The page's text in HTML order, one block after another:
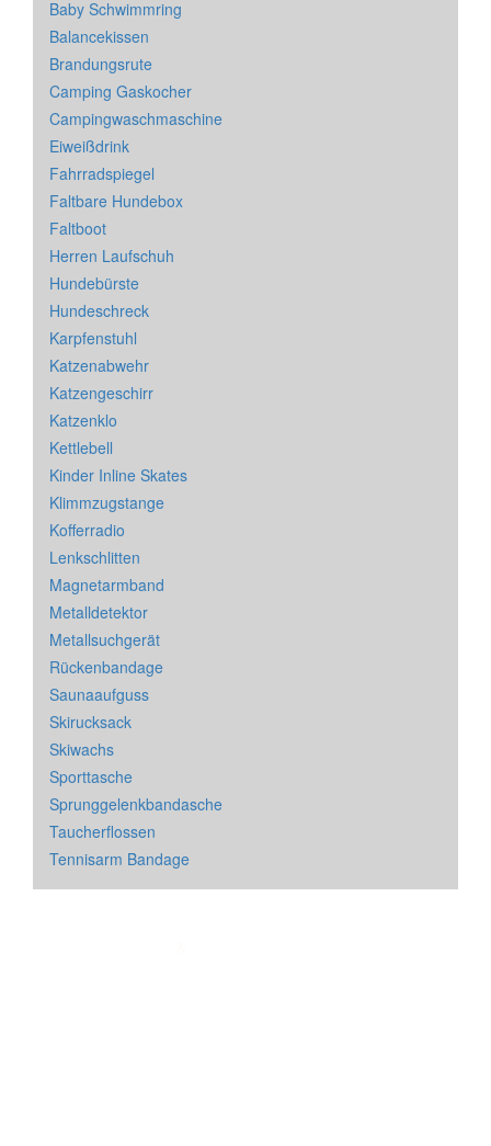
Baby Schwimmring
Balancekissen
Brandungsrute
Camping Gaskocher
Campingwaschmaschine
Eiweißdrink
Fahrradspiegel
Faltbare Hundebox
Faltboot
Herren Laufschuh
Hundebürste
Hundeschreck
Karpfenstuhl
Katzenabwehr
Katzengeschirr
Katzenklo
Kettlebell
Kinder Inline Skates
Klimmzugstange
Kofferradio
Lenkschlitten
Magnetarmband
Metalldetektor
Metallsuchgerät
Rückenbandage
Saunaaufguss
Skirucksack
Skiwachs
Sporttasche
Sprunggelenkbandasche
Taucherflossen
Tennisarm Bandage